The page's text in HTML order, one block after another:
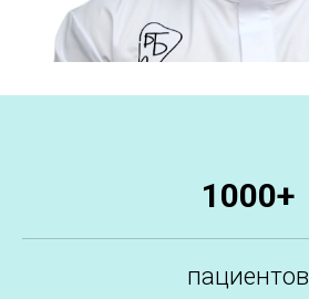
1000+
пациентов